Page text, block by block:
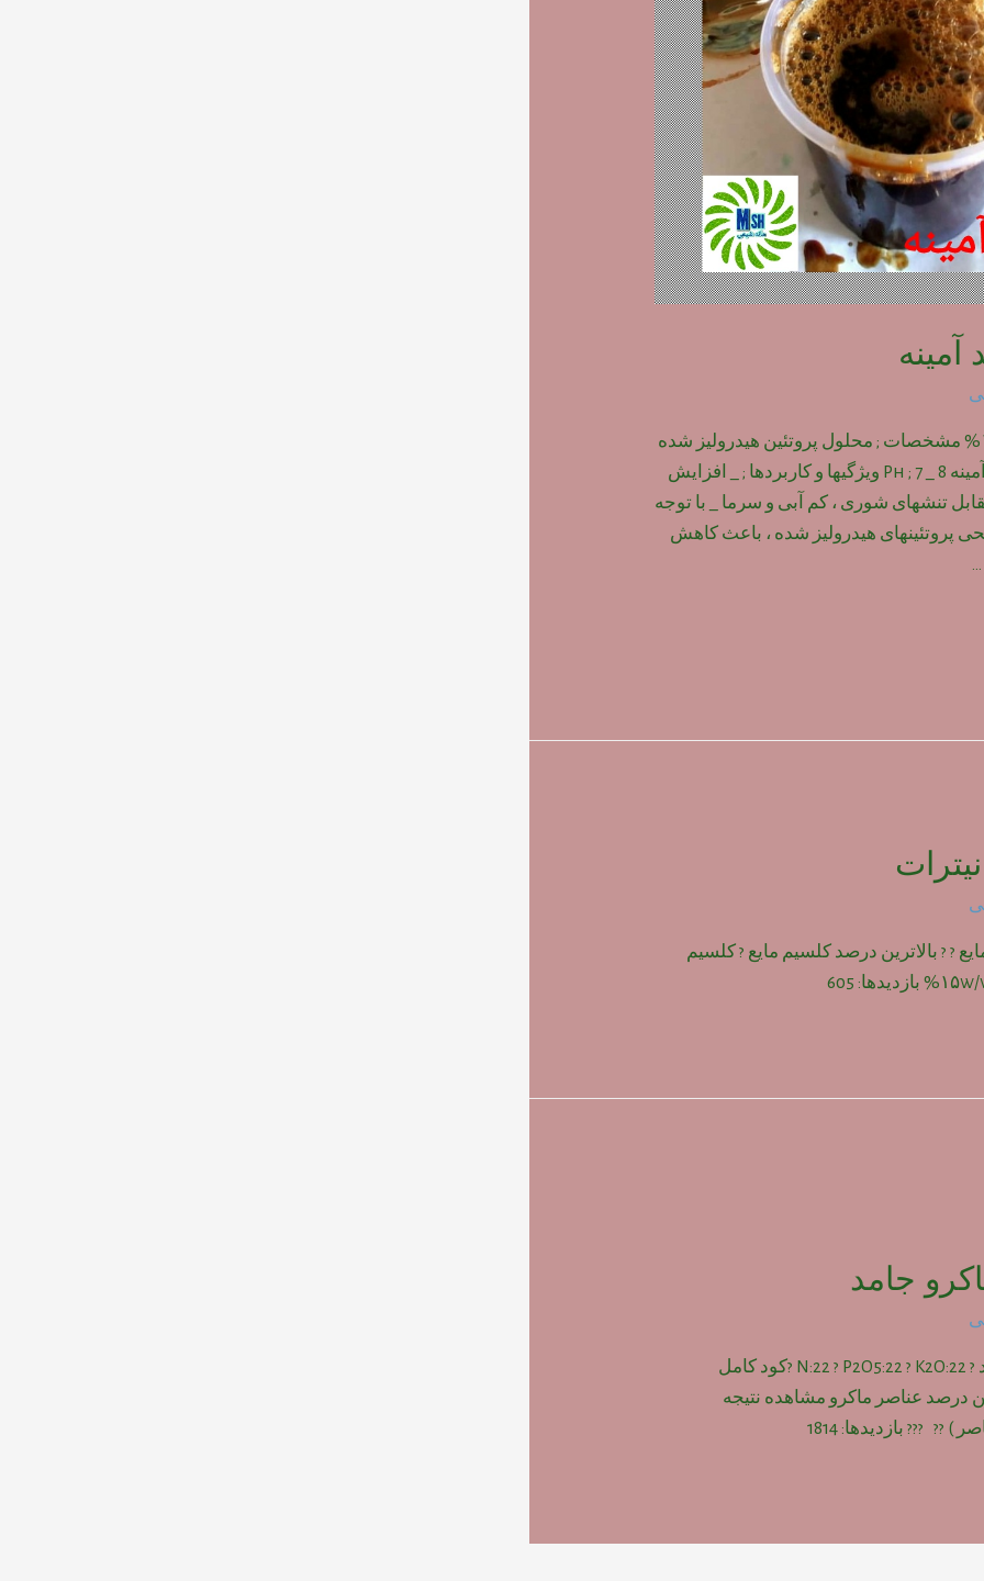
محلول اسید آمینه ۱۵% مشخصات ; محلول پروتئین هیدرولیز شده
و حاوی ۲۰ نوع اسید آمینه Ph ; 7 _ 8 ویژگیها و کاربردها ; _ افزایش
تنشهای شوری ، کم آبی و سرما _ با توجه
پروتئینهای هیدرولیز شده ، باعث کاهش
? ? بالاترین درصد کلسیم مایع ? کلسیم
جامد
کود کامل ماکرو جامد ? N:22 ? P2O5:22 ? K2O:22 ?کود کامل
درصد عناصر ماکرو مشاهده نتیجه
) ?? ??? بازدیدها: 1814